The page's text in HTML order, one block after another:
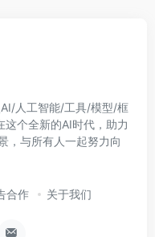
人工智能/工具/模型/框
个全新的AI时代，助力
，与所有人一起努力向
合作 关于我们